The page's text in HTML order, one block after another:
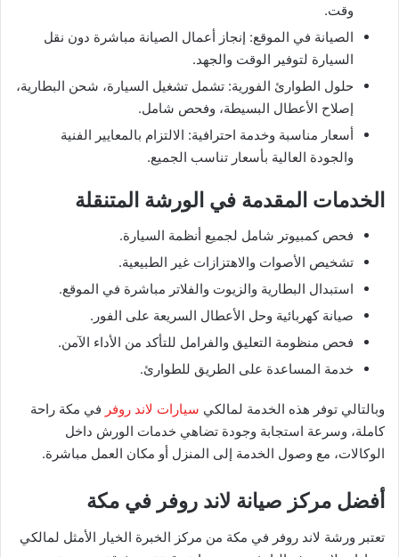
وقت.
الصيانة في الموقع: إنجاز أعمال الصيانة مباشرة دون نقل
السيارة لتوفير الوقت والجهد.
حلول الطوارئ الفورية: تشمل تشغيل السيارة، شحن البطارية،
إصلاح الأعطال البسيطة، وفحص شامل.
أسعار مناسبة وخدمة احترافية: الالتزام بالمعايير الفنية
والجودة العالية بأسعار تناسب الجميع.
الخدمات المقدمة في الورشة المتنقلة
فحص كمبيوتر شامل لجميع أنظمة السيارة.
تشخيص الأصوات والاهتزازات غير الطبيعية.
استبدال البطارية والزيوت والفلاتر مباشرة في الموقع.
صيانة كهربائية وحل الأعطال السريعة على الفور.
فحص منظومة التعليق والفرامل للتأكد من الأداء الآمن.
خدمة المساعدة على الطريق للطوارئ.
وبالتالي توفر هذه الخدمة لمالكي سيارات لاند روفر في مكة راحة
كاملة، وسرعة استجابة وجودة تضاهي خدمات الورش داخل
الوكالات، مع وصول الخدمة إلى المنزل أو مكان العمل مباشرة.
أفضل مركز صيانة لاند روفر في مكة
تعتبر ورشة لاند روفر في مكة من مركز الخبرة الخيار الأمثل لمالكي